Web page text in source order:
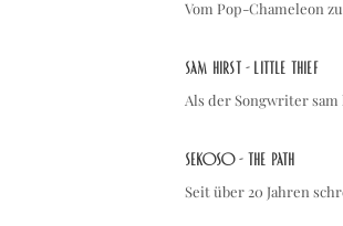
Vom Pop-Chameleon
sam hirst - Little Thief
Als der Songwriter
Sekoso - The Path
Seit über 20 Jahren